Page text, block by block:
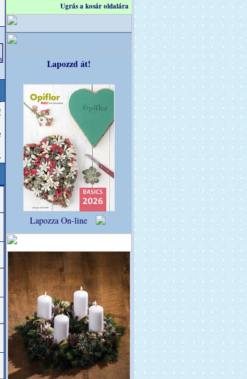
Ugrás a kosár oldalára
Lapozzd át!
Lapozza On-line